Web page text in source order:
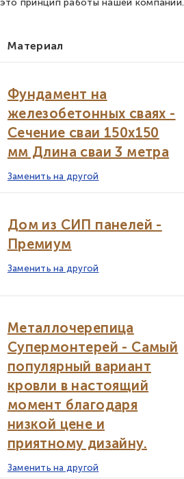
принцип работы нашей компании.
Материал
Фундамент на
железобетонных сваях -
Сечение сваи 150х150
мм Длина сваи 3 метра
Заменить на другой
Дом из СИП панелей -
Премиум
Заменить на другой
Металлочерепица
Супермонтерей - Самый
популярный вариант
кровли в настоящий
момент благодаря
низкой цене и
приятному дизайну.
Заменить на другой